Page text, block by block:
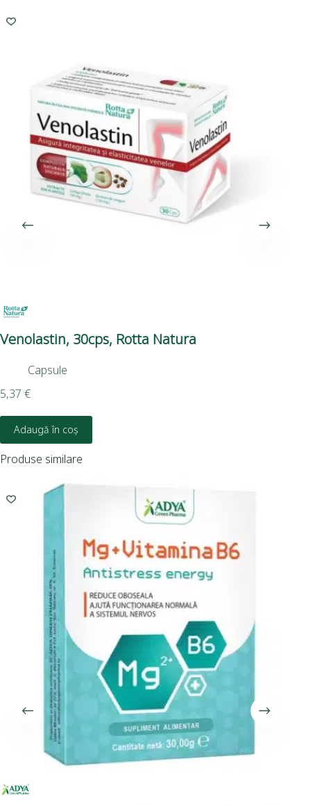
Venolastin, 30cps, Rotta Natura
Capsule
5,37 €
Adaugă în coș
Produse similare